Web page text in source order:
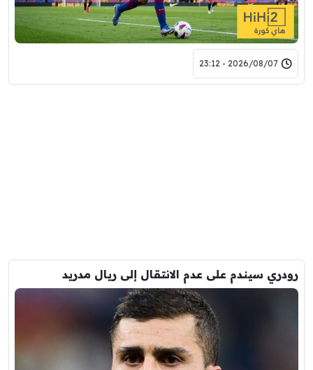
2026/08/07 - 23:12
رودري سيندم على عدم الانتقال إلى ريال مدريد